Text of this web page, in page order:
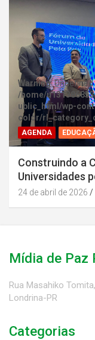
Warning:
/home/
ublic_html/wp-
color/
AGENDA
Construindo a
Universidades
24 de abril de 2026
Mídia de Paz
Rua Masahiko
Londrina-PR
Categorias